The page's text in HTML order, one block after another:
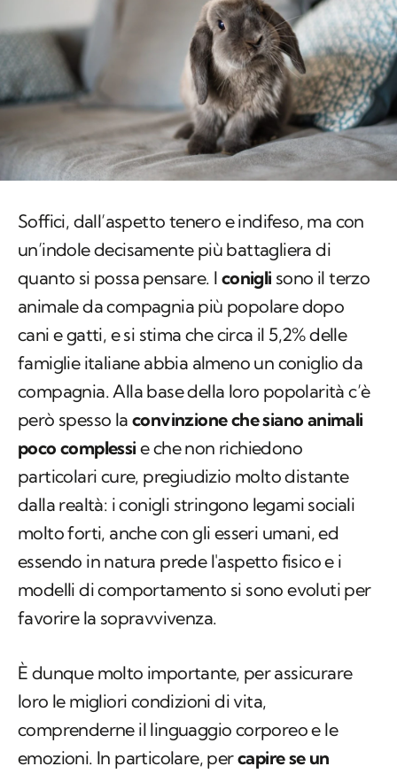
Soffici, dall’aspetto tenero e indifeso, ma con
un’indole decisamente più battagliera di
quanto si possa pensare. I conigli sono il terzo
animale da compagnia più popolare dopo
cani e gatti, e si stima che circa il 5,2% delle
famiglie italiane abbia almeno un coniglio da
compagnia. Alla base della loro popolarità c’è
però spesso laconvinzione che siano animali
poco complessi e che non richiedono
particolari cure, pregiudizio molto distante
dalla realtà: i conigli stringono legami sociali
molto forti, anche con gli esseri umani, ed
essendo in natura prede l'aspetto fisico e i
modelli di comportamento si sono evoluti per
favorire la sopravvivenza.
È dunque molto importante, per assicurare
loro le migliori condizioni di vita,
comprenderne il linguaggio corporeo e le
emozioni. In particolare, percapirese un